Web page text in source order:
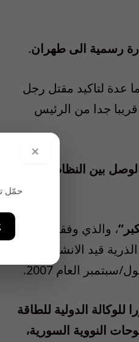
رسمية الى طهران.
عدة لتاكيد مقتل رجل
جدا من الرئيس
بين النظام
، والذي وفقا
قيد الانشاء في
العام 2007.
الدولية للطاقة
النووية السورية،
×
حمّل